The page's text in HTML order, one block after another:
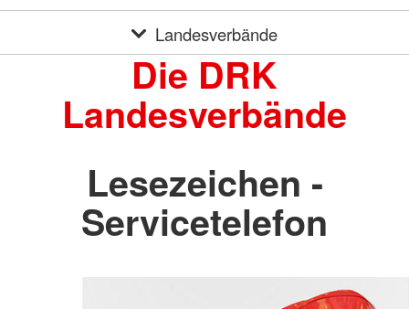
Landesverbände
Die DRK
Landesverbände
Lesezeichen -
Servicetelefon